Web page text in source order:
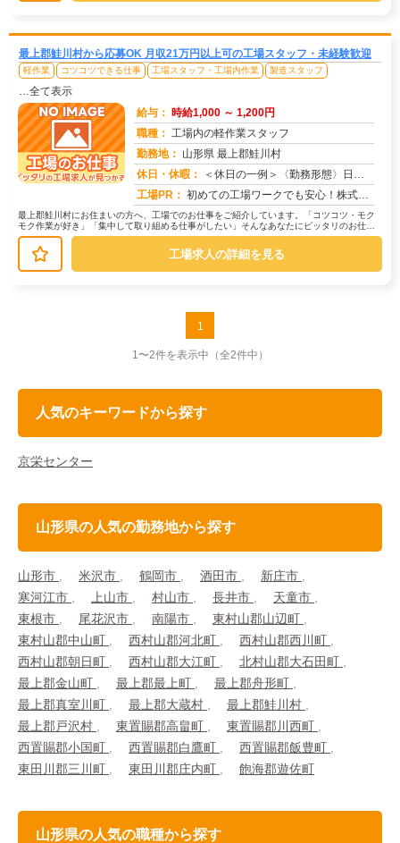
最上郡鮭川村から応募OK 月収21万円以上可の工場スタッフ・未経験歓迎
軽作業 コツコツできる仕事 工場スタッフ・工場内作業 製造スタッフ
…全て表示
給与： 時給1,000 ～ 1,200円
職種： 工場内の軽作業スタッフ
勤務地： 山形県 最上郡鮭川村
休日・休暇：
＜休日の一例＞〈勤務形態〉日勤〈休日〉土日★ＧＷ・夏季・冬季・年末年始休暇あり★有給休暇あり※配属先により休日・勤...
工場PR： 初めての工場ワークでも安心！株式会社京栄センターなら、全国各地の豊富なお仕事の中から、あなたにぴったりの環境が見つ...
最上郡鮭川村にお住まいの方へ、工場でのお仕事をご紹介しています。「コツコツ・モク
モク作業が好き」「集中して取り組める仕事がしたい」そんなあなたにピッタリのお仕事
を、京栄センターがご紹介します。☆...
工場求人の詳細を見る
1
1〜2件を表示中 （全2件中）
人気のキーワードから探す
京栄センター
山形県の人気の勤務地から探す
山形市 米沢市 鶴岡市 酒田市
新庄市
寒河江市
上山市 村山市 長井市
天童市
東根市
尾花沢市 南陽市
東村山郡山辺町
東村山郡中山町
西村山郡河北町
西村山郡西川町
西村山郡朝日町
西村山郡大江町
北村山郡大石田町
最上郡金山町
最上郡最上町
最上郡舟形町
最上郡真室川町
最上郡大蔵村
最上郡鮭川村
最上郡戸沢村
東置賜郡高畠町
東置賜郡川西町
西置賜郡小国町
西置賜郡白鷹町
西置賜郡飯豊町
東田川郡三川町
東田川郡庄内町 飽海郡遊佐町
山形県の人気の職種から探す